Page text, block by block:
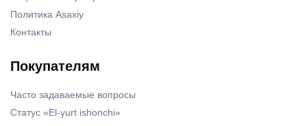
Политика Asaxiy
Контакты
Покупателям
Часто задаваемые вопросы
Статус «El-yurt ishonchi»